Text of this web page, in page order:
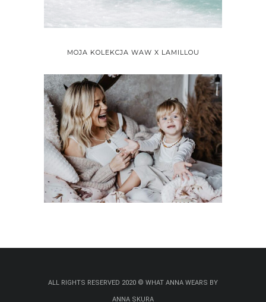
MOJA KOLEKCJA WAW X LAMILLOU
ALL RIGHTS RESERVED 2020 © WHAT ANNA WEARS BY
ANNA SKURA